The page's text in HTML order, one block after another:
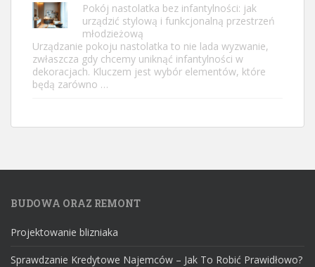
Pokój nastolatka bez infantylności: jak
urządzić stylową i funkcjonalną przestrzeń
młodzieżową
Urządzanie pokoju nastolatka to nie lada wyzwanie,
zwłaszcza gdy chcemy uniknąć infantylności w
dekoracjach. Kluczem jest wybór elementów, które
będą zarówno …
BUDOWA ORAZ REMONT
Projektowanie blizniaka
Sprawdzanie Kredytowe Najemców – Jak To Robić Prawidłowo?